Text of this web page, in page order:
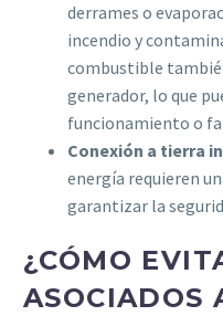
derrames o
incendio y
combustible
generador, lo que
funcionamiento o
Conexión a tierra
energía requieren
garantizar la
¿CÓMO
ASOCIADOS